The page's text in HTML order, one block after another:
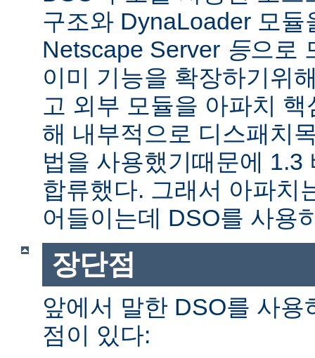
구조와 DynaLoader 모듈
Netscape Server 등으로
이미 기능을 확장하기위
고 외부 모듈을 아파치
해 내부적으로 디스패치
법을 사용했기때문에 1.3
합류했다. 그래서 아파치
어들이는데 DSO를 사용
장단점
앞에서 말한 DSO를 사
점이 있다: